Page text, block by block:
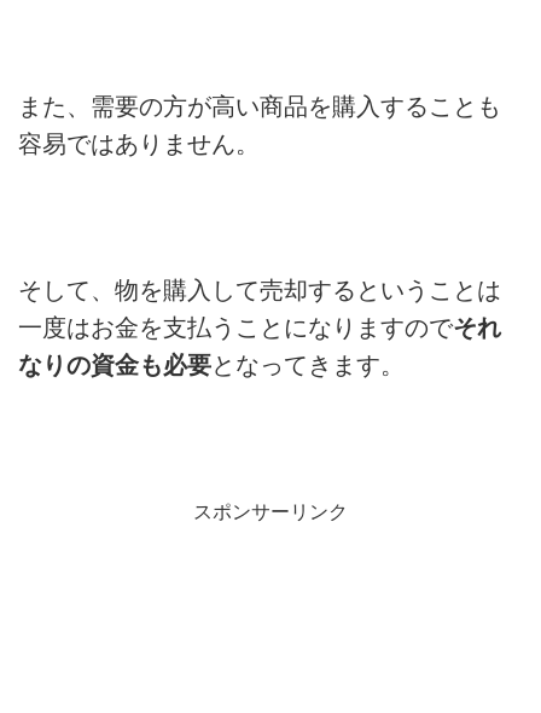
また、需要の方が高い商品を購入することも
容易ではありません。
そして、物を購入して売却するということは
一度はお金を支払うことになりますのでそれ
なりの資金も必要となってきます。
スポンサーリンク